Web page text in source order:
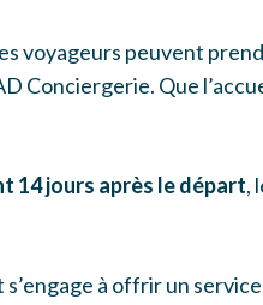
voyageurs peuvent
Conciergerie. Que
14 jours après le départ,
s’engage à offrir un